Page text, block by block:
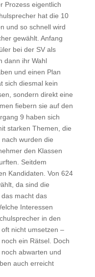
Prozess eigentlich
hat die 10
und so schnell wird
gewählt. Anfang
bei der SV als
dann ihr Wahl
und einen Plan
sich diesmal kein
sondern direkt eine
fiebern sie auf den
9 haben sich
starken Themen, die
wurden die
den Klassen
Seitdem
Kandidaten. Von 624
da sind die
macht das
Interessen
in den
nicht umsetzen –
ein Rätsel. Doch
abwarten und
auch erreicht